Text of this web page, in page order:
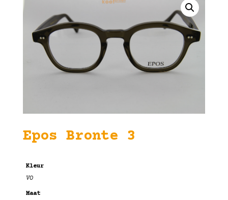
Epos Bronte 3
Kleur
VO
Maat